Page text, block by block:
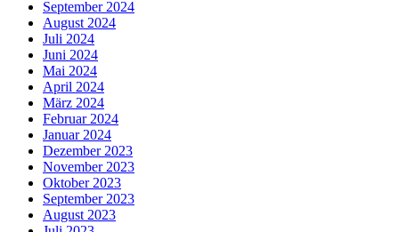
September 2024
August 2024
Juli 2024
Juni 2024
Mai 2024
April 2024
März 2024
Februar 2024
Januar 2024
Dezember 2023
November 2023
Oktober 2023
September 2023
August 2023